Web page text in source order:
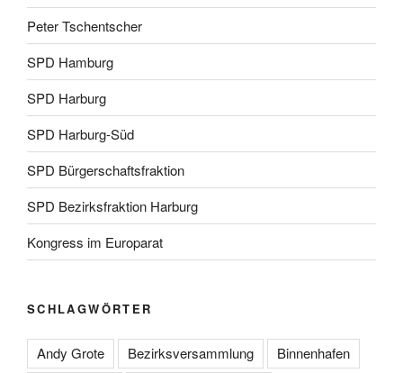
Peter Tschentscher
SPD Hamburg
SPD Harburg
SPD Harburg-Süd
SPD Bürgerschaftsfraktion
SPD Bezirksfraktion Harburg
Kongress im Europarat
SCHLAGWÖRTER
Andy Grote Bezirksversammlung
Binnenhafen